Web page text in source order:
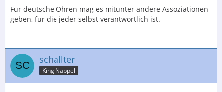
Für deutsche Ohren mag es mitunter andere Assoziationen
geben, für die jeder selbst verantwortlich ist.
schallter
King Nappel